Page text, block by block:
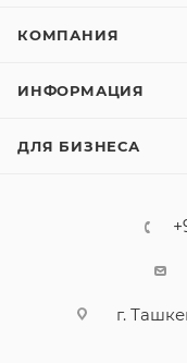
КОМПАНИЯ
ИНФОРМАЦИЯ
ДЛЯ БИЗНЕСА
г.